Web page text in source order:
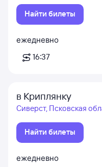
Найти билеты
ежедневно
16:37
в Криплянку
Сиверст, Псковская
Найти билеты
ежедневно